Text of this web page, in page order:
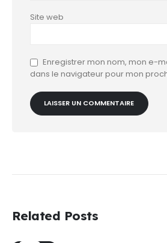
Site web
Enregistrer mon nom, mon e-
dans le navigateur pour mon
Related Posts